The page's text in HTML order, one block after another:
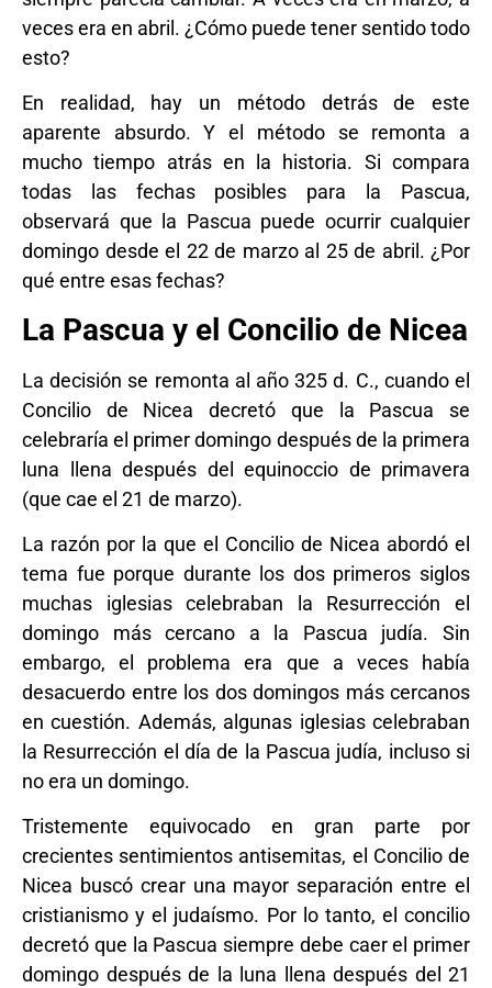
veces era en abril. ¿Cómo puede tener sentido todo
esto?
En realidad, hay un método detrás de este
aparente absurdo. Y el método se remonta a
mucho tiempo atrás en la historia. Si compara
todas las fechas posibles para la Pascua,
observará que la Pascua puede ocurrir cualquier
domingo desde el 22 de marzo al 25 de abril. ¿Por
qué entre esas fechas?
La Pascua y el Concilio de Nicea
La decisión se remonta al año 325 d. C., cuando el
Concilio de Nicea decretó que la Pascua se
celebraría el primer domingo después de la primera
luna llena después del equinoccio de primavera
(que cae el 21 de marzo).
La razón por la que el Concilio de Nicea abordó el
tema fue porque durante los dos primeros siglos
muchas iglesias celebraban la Resurrección el
domingo más cercano a la Pascua judía. Sin
embargo, el problema era que a veces había
desacuerdo entre los dos domingos más cercanos
en cuestión. Además, algunas iglesias celebraban
la Resurrección el día de la Pascua judía, incluso si
no era un domingo.
Tristemente equivocado en gran parte por
crecientes sentimientos antisemitas, el Concilio de
Nicea buscó crear una mayor separación entre el
cristianismo y el judaísmo. Por lo tanto, el concilio
decretó que la Pascua siempre debe caer el primer
domingo después de la luna llena después del 21